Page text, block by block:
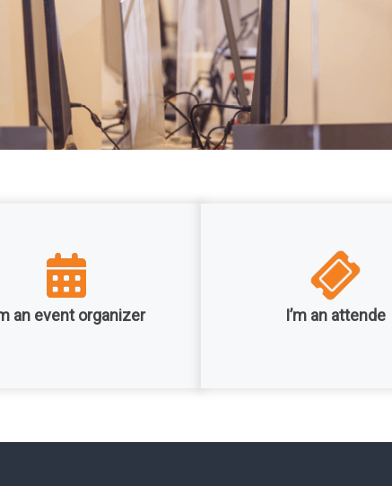
an event organizer I’m an attende